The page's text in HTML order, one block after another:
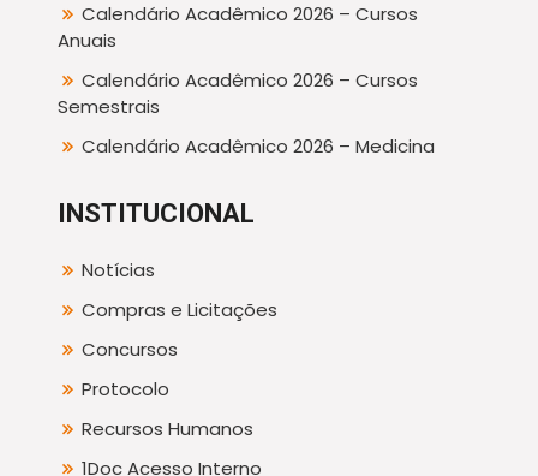
Calendário Acadêmico 2026 – Cursos
Anuais
Calendário Acadêmico 2026 – Cursos
Semestrais
Calendário Acadêmico 2026 – Medicina
INSTITUCIONAL
Notícias
Compras e Licitações
Concursos
Protocolo
Recursos Humanos
1Doc Acesso Interno